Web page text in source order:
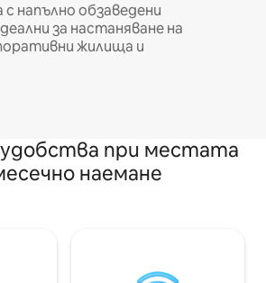
с напълно обзаведени
за настаняване на
жилища и
при местата
наемане